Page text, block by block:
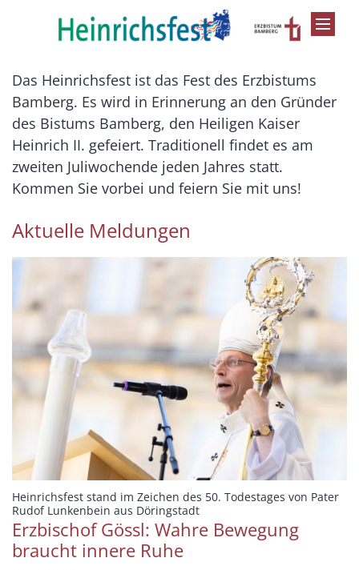
Das Heinrichsfest ist das Fest des Erzbistums
Bamberg. Es wird in Erinnerung an den Gründer
des Bistums Bamberg, den Heiligen Kaiser
Heinrich II. gefeiert. Traditionell findet es am
zweiten Juliwochende jeden Jahres statt.
Kommen Sie vorbei und feiern Sie mit uns!
Aktuelle Meldungen
Heinrichsfest stand im Zeichen des 50. Todestages von Pater
Rudof Lunkenbein aus Döringstadt:
Erzbischof Gössl: Wahre Bewegung
braucht innere Ruhe